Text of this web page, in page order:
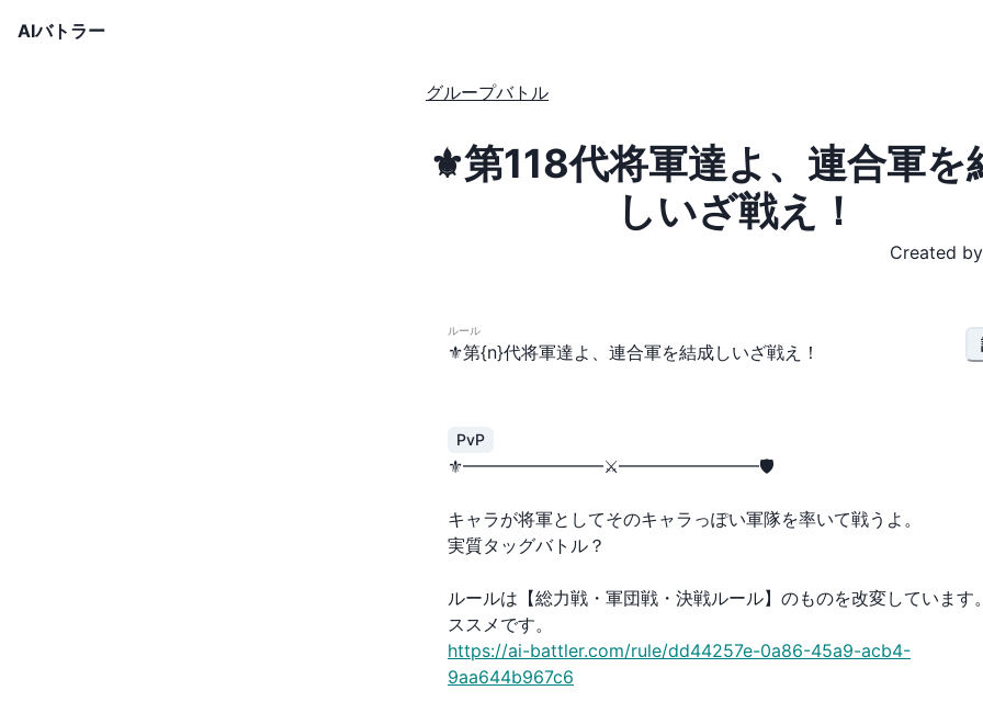
AIバトラー
グループバトル
⚜️第118代将軍達よ、連合軍を
しいざ戦え！
Created by
ルール
⚜️第{n}代将軍達よ、連合軍を結成しいざ戦え！
PvP
⚜️━━━━━━━━⚔️━━━━━━━━🛡
キャラが将軍としてそのキャラっぽい軍隊を率いて戦うよ。
実質タッグバトル？
ルールは【総力戦・軍団戦・決戦ルール】のものを改変しています
ススメです。
https://ai-battler.com/rule/dd44257e-0a86-45a9-acb4-
9aa644b967c6